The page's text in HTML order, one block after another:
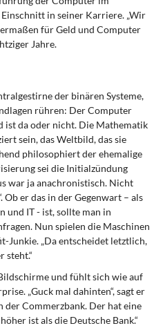
in seiner Karriere. „Wir
für Geld und Computer
Jahre.
der binären Systeme,
rühren: Der Computer
ist da oder nicht. Die Mathematik
sein, das Weltbild, das sie
philosophiert der ehemalige
sei die Initialzündung
war ja anachronistisch. Nicht
Ob er das in der Gegenwart – als
und IT - ist, sollte man in
Nun spielen die Maschinen
Junkie. „Da entscheidet letztlich,
steht.“
und fühlt sich wie auf
„Guck mal dahinten“, sagt er
der Commerzbank. Der hat eine
ist als die Deutsche Bank.“